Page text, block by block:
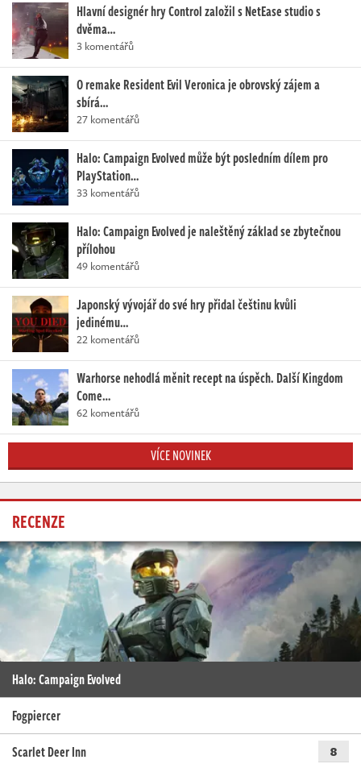
Hlavní designér hry Control založil s NetEase studio s
dvěma…
3 komentářů
O remake Resident Evil Veronica je obrovský zájem a
sbírá…
27 komentářů
Halo: Campaign Evolved může být posledním dílem pro
PlayStation…
33 komentářů
Halo: Campaign Evolved je naleštěný základ se zbytečnou
přílohou
49 komentářů
Japonský vývojář do své hry přidal češtinu kvůli
jedinému…
22 komentářů
Warhorse nehodlá měnit recept na úspěch. Další Kingdom
Come…
62 komentářů
VÍCE NOVINEK
RECENZE
Halo: Campaign Evolved
Fogpiercer
Scarlet Deer Inn
8